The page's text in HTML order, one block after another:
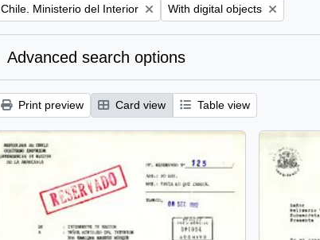
Remove filter:
Chile. Ministerio del Interior Remove filter:
With digital objects
Advanced search options
Print preview Card view Table view